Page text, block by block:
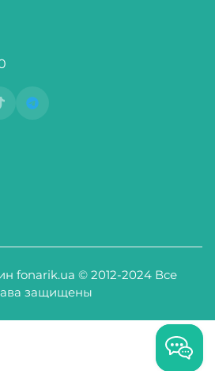
fonarik.ua © 2012-2024 Все
защищены